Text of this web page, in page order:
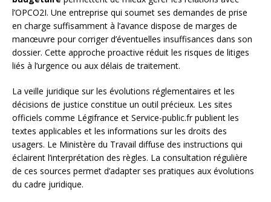
l’OPCO2I. Une entreprise qui soumet ses demandes de prise
en charge suffisamment à l’avance dispose de marges de
manœuvre pour corriger d’éventuelles insuffisances dans son
dossier. Cette approche proactive réduit les risques de litiges
liés à l’urgence ou aux délais de traitement.
La veille juridique sur les évolutions réglementaires et les
décisions de justice constitue un outil précieux. Les sites
officiels comme Légifrance et Service-public.fr publient les
textes applicables et les informations sur les droits des
usagers. Le Ministère du Travail diffuse des instructions qui
éclairent l’interprétation des règles. La consultation régulière
de ces sources permet d’adapter ses pratiques aux évolutions
du cadre juridique.